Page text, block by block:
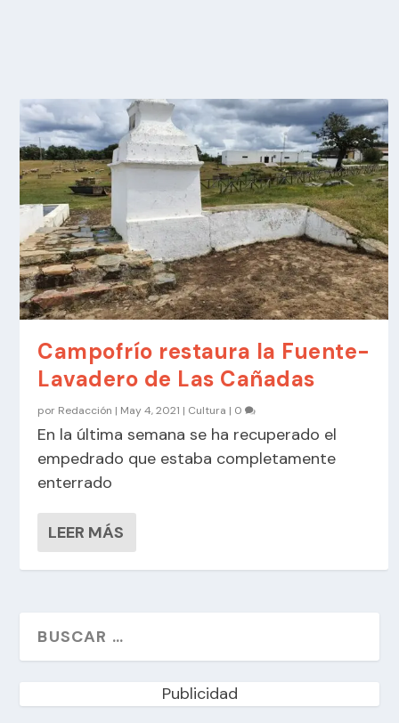
Campofrío restaura la Fuente-
Lavadero de Las Cañadas
por Redacción | May 4, 2021 | Cultura | 0
En la última semana se ha recuperado el
empedrado que estaba completamente
enterrado
LEER MÁS
Publicidad